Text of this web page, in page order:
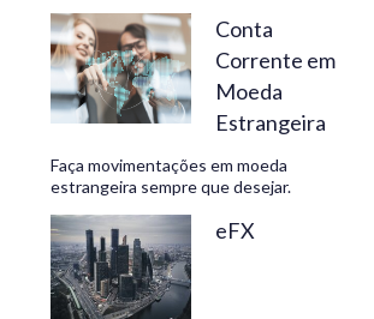
Conta
Corrente em
Moeda
Estrangeira
Faça movimentações em moeda
estrangeira sempre que desejar.
eFX